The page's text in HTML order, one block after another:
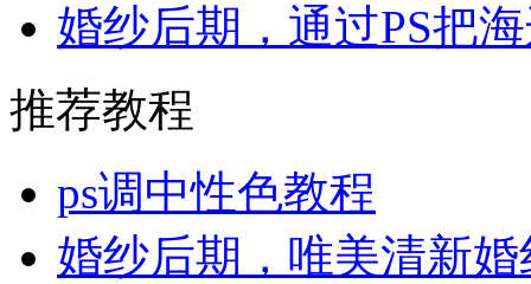
婚纱后期，通过PS把
推荐教程
ps调中性色教程
婚纱后期，唯美清新